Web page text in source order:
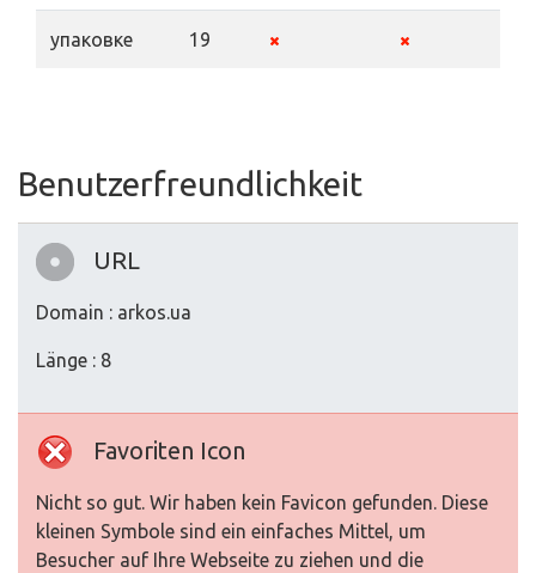
упаковке 19
Benutzerfreundlichkeit
URL
Domain : arkos.ua
Länge : 8
Favoriten Icon
Nicht so gut. Wir haben kein Favicon gefunden. Diese
kleinen Symbole sind ein einfaches Mittel, um
Besucher auf Ihre Webseite zu ziehen und die